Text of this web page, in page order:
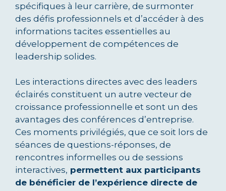
spécifiques à leur carrière, de surmonter
des défis professionnels et d’accéder à des
informations tacites essentielles au
développement de compétences de
leadership solides.
Les interactions directes avec des leaders
éclairés constituent un autre vecteur de
croissance professionnelle et sont un des
avantages des conférences d’entreprise.
Ces moments privilégiés, que ce soit lors de
séances de questions-réponses, de
rencontres informelles ou de sessions
interactives, permettent aux participants
de bénéficier de l’expérience directe de